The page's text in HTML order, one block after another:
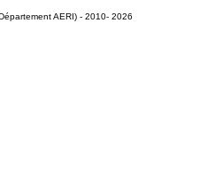
AERI) - 2010- 2026